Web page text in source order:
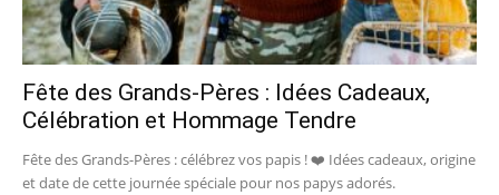
Fête des Grands-Pères : Idées Cadeaux,
Célébration et Hommage Tendre
Fête des Grands-Pères : célébrez vos papis ! ❤️ Idées cadeaux, origine
et date de cette journée spéciale pour nos papys adorés.